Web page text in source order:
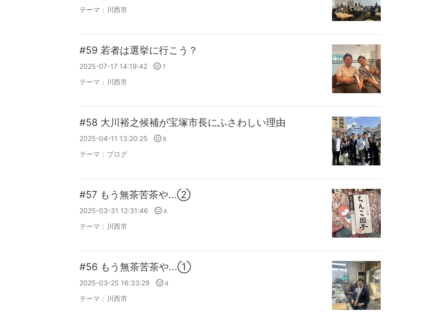
テーマ： 川西市
#59 若者は選挙に行こう？
2025-07-17 14:19:42 7
テーマ： 川西市
#58 大川裕之候補が宝塚市長にふさわしい理由
2025-04-11 13:20:25 6
テーマ： ブログ
#57 もう無茶苦茶や...②
2025-03-31 12:31:46 4
テーマ： 川西市
#56 もう無茶苦茶や...①
2025-03-25 16:33:29 4
テーマ： 川西市